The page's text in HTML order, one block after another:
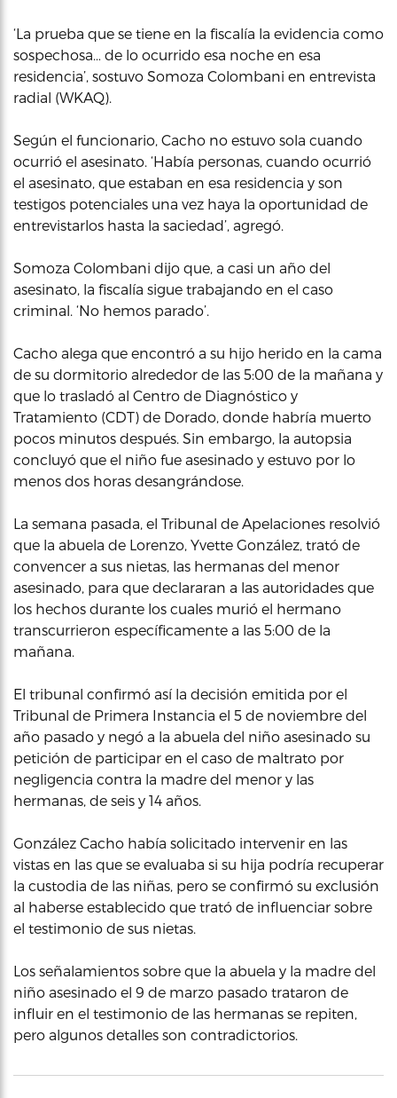
‘La prueba que se tiene en la fiscalía la evidencia como
sospechosa… de lo ocurrido esa noche en esa
residencia’, sostuvo Somoza Colombani en entrevista
radial (WKAQ).
Según el funcionario, Cacho no estuvo sola cuando
ocurrió el asesinato. ‘Había personas, cuando ocurrió
el asesinato, que estaban en esa residencia y son
testigos potenciales una vez haya la oportunidad de
entrevistarlos hasta la saciedad’, agregó.
Somoza Colombani dijo que, a casi un año del
asesinato, la fiscalía sigue trabajando en el caso
criminal. ‘No hemos parado’.
Cacho alega que encontró a su hijo herido en la cama
de su dormitorio alrededor de las 5:00 de la mañana y
que lo trasladó al Centro de Diagnóstico y
Tratamiento (CDT) de Dorado, donde habría muerto
pocos minutos después. Sin embargo, la autopsia
concluyó que el niño fue asesinado y estuvo por lo
menos dos horas desangrándose.
La semana pasada, el Tribunal de Apelaciones resolvió
que la abuela de Lorenzo, Yvette González, trató de
convencer a sus nietas, las hermanas del menor
asesinado, para que declararan a las autoridades que
los hechos durante los cuales murió el hermano
transcurrieron específicamente a las 5:00 de la
mañana.
El tribunal confirmó así la decisión emitida por el
Tribunal de Primera Instancia el 5 de noviembre del
año pasado y negó a la abuela del niño asesinado su
petición de participar en el caso de maltrato por
negligencia contra la madre del menor y las
hermanas, de seis y 14 años.
González Cacho había solicitado intervenir en las
vistas en las que se evaluaba si su hija podría recuperar
la custodia de las niñas, pero se confirmó su exclusión
al haberse establecido que trató de influenciar sobre
el testimonio de sus nietas.
Los señalamientos sobre que la abuela y la madre del
niño asesinado el 9 de marzo pasado trataron de
influir en el testimonio de las hermanas se repiten,
pero algunos detalles son contradictorios.